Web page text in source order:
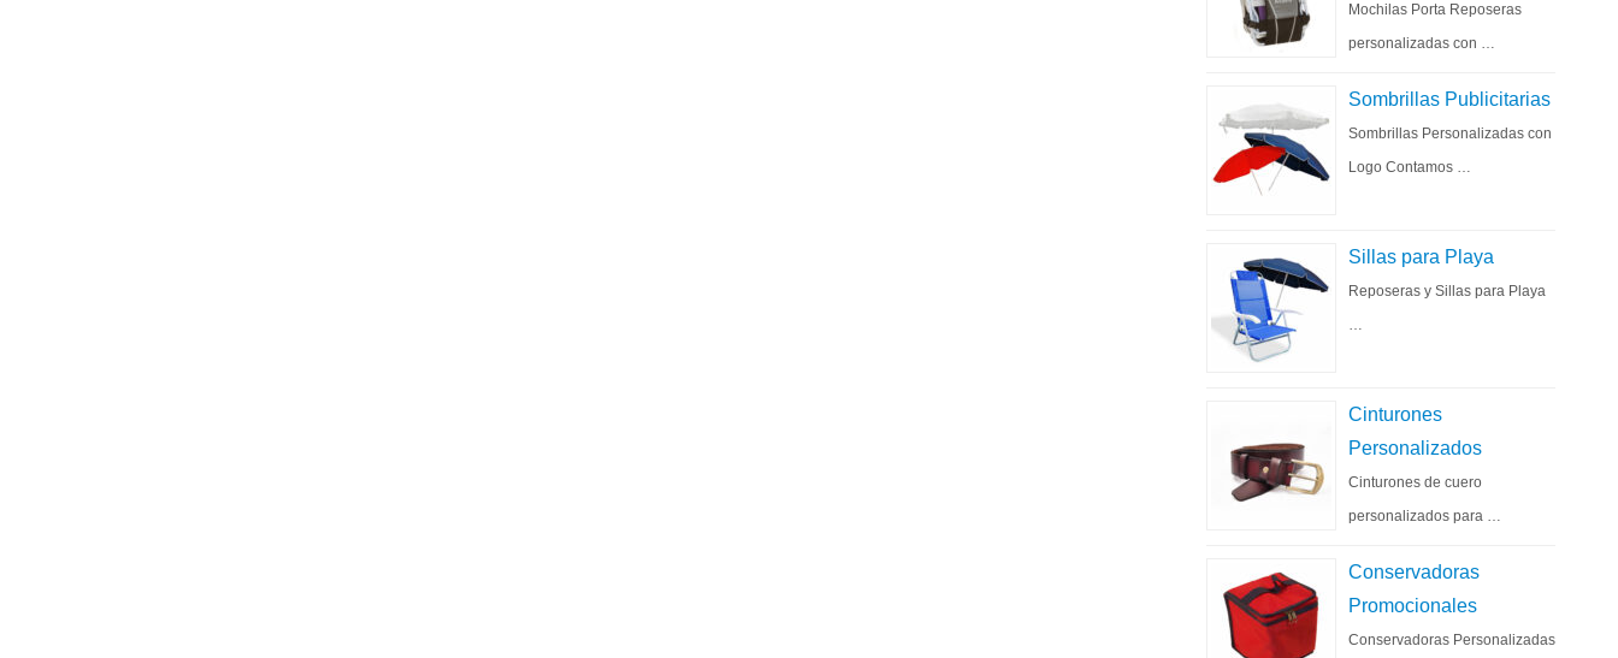
Mochilas Porta Reposeras
personalizadas con …
Sombrillas Publicitarias
Sombrillas Personalizadas con
Logo Contamos …
Sillas para Playa
Reposeras y Sillas para Playa
…
Cinturones
Personalizados
Cinturones de cuero
personalizados para …
Conservadoras
Promocionales
Conservadoras Personalizadas